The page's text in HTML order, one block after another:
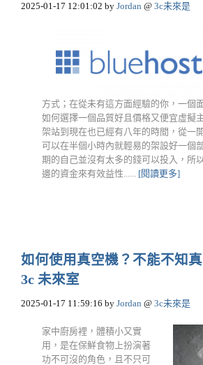
2025-01-17 12:01:02 by Jordan @ 3c未來是
方式；在從未有這方面經驗的你，一個
如何選擇一個品質好且價格又便宜虛擬
架站到現在也已經有八年的時間，從一
可以在半個小時內就輕易的架設好一個
期的自己並沒有太多的錢可以投入，所
邊的資金來有效益性...... [閱讀更多]
如何使用真空機？不能不知
3c 未來室
2025-01-17 11:59:16 by Jordan @ 3c未來是
家中廚房裡，體積小又實
用，是在保鮮食物上扮演著
功不可沒的角色，且不只可